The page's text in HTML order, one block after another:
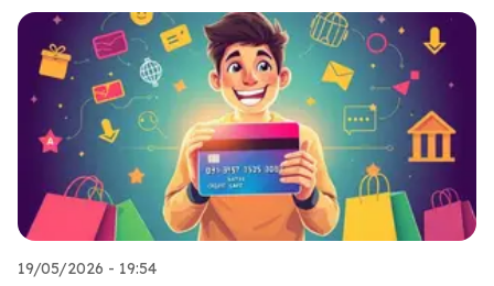
19/05/2026 - 19:54